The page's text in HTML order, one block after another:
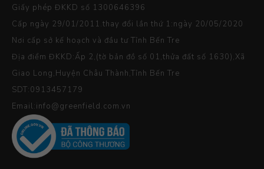
Giấy phép ĐKKD số 1300646396
Cấp ngày 29/01/2011.thay đổi lần thứ 1:ngày 20/05/2020
Nơi cấp sở kế hoạch và đầu tư Tỉnh Bến Tre
Địa điểm ĐKKD:Ấp 2,(tờ bản đồ số 01,thửa đất số 1630),Xã
Giao Long,Huyện Châu Thành,Tỉnh Bến Tre
SDT:0913457179
Email:info@greenfield.com.vn